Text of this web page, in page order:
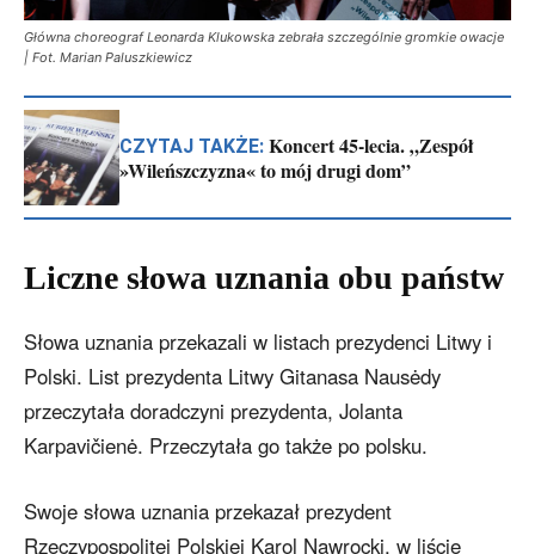
Główna choreograf Leonarda Klukowska zebrała szczególnie gromkie owacje
| Fot. Marian Paluszkiewicz
CZYTAJ TAKŻE: Koncert 45-lecia. „Zespół
»Wileńszczyzna« to mój drugi dom”
Liczne słowa uznania obu państw
Słowa uznania przekazali w listach prezydenci Litwy i
Polski. List prezydenta Litwy Gitanasa Nausėdy
przeczytała doradczyni prezydenta, Jolanta
Karpavičienė. Przeczytała go także po polsku.
Swoje słowa uznania przekazał prezydent
Rzeczypospolitej Polskiej Karol Nawrocki, w liście